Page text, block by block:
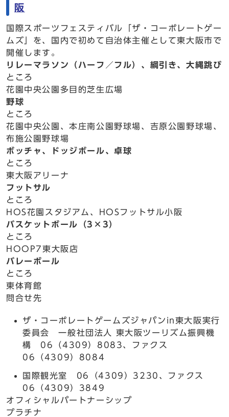
阪
国際スポーツフェスティバル「ザ・コーポレートゲー
ムズ」を、国内で初めて自治体主催として東大阪市で
開催します。
リレーマラソン（ハーフ／フル）、綱引き、大縄跳び
ところ
花園中央公園多目的芝生広場
野球
ところ
花園中央公園、本庄南公園野球場、吉原公園野球場、
布施公園野球場
ボッチャ、ドッジボール、卓球
ところ
東大阪アリーナ
フットサル
ところ
HOS花園スタジアム、HOSフットサル小阪
バスケットボール（3×3）
ところ
HOOP7東大阪店
バレーボール
ところ
東体育館
問合せ先
ザ・コーポレートゲームズジャパンin東大阪実行
委員会 一般社団法人 東大阪ツーリズム振興機
構 06（4309）8083、ファクス
06（4309）8084
国際観光室 06（4309）3230、ファクス
06（4309）3849
オフィシャルパートナーシップ
プラチナ